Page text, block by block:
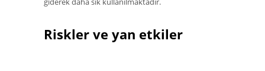
Riskler ve yan etkiler